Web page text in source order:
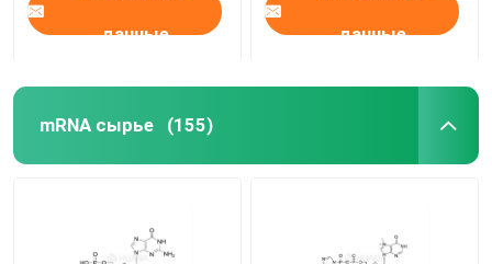
данные данные
mRNA сырье (155)